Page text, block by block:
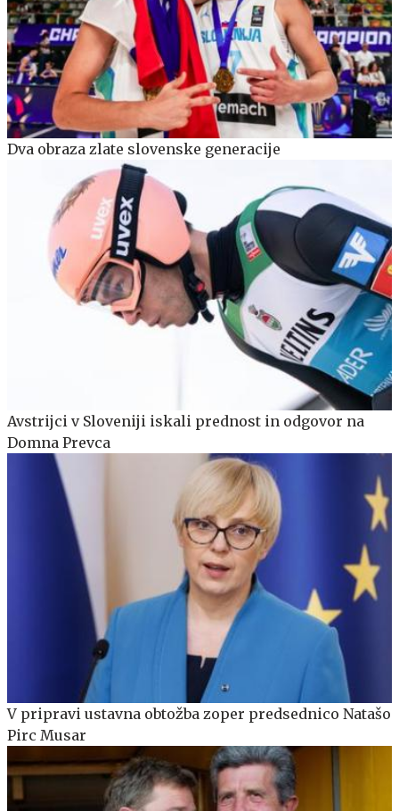
Dva obraza zlate slovenske generacije
Avstrijci v Sloveniji iskali prednost in odgovor na
Domna Prevca
V pripravi ustavna obtožba zoper predsednico Natašo
Pirc Musar